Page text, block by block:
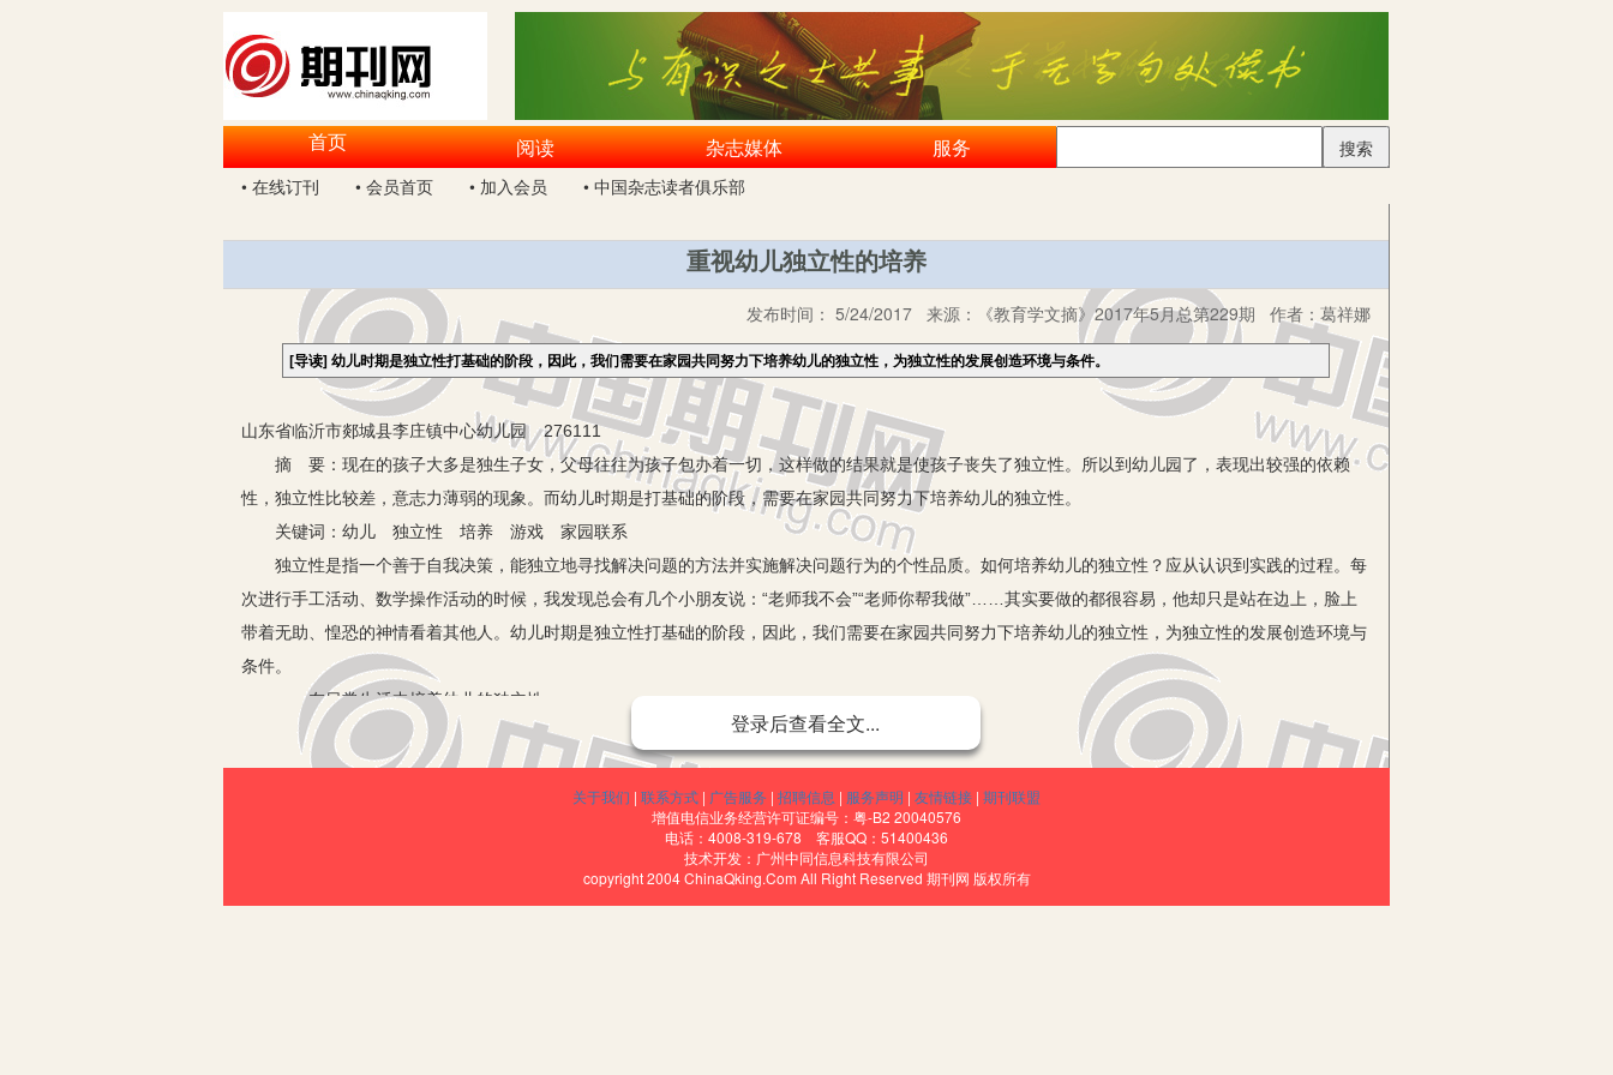
首页 阅读 杂志媒体 服务
搜索
• 在线订刊
• 会员首页 • 加入会员 • 中国杂志读者俱乐部
重视幼儿独立性的培养
发布时间： 5/24/2017 来源： 《教育学文摘》2017年5月总第229期 作者： 葛祥娜
[导读]幼儿时期是独立性打基础的阶段，因此，我们需要在家园共同努力下培养幼儿的独立性，为独立性的发展创造环境与条件。
山东省临沂市郯城县李庄镇中心幼儿园 276111
摘 要：现在的孩子大多是独生子女，父母往往为孩子包办着一切，这样做的结果就是使孩子丧失了独立性。所以到幼儿园了，表现出较强的依赖
性，独立性比较差，意志力薄弱的现象。而幼儿时期是打基础的阶段，需要在家园共同努力下培养幼儿的独立性。
关键词：幼儿 独立性 培养 游戏 家园联系
独立性是指一个善于自我决策，能独立地寻找解决问题的方法并实施解决问题行为的个性品质。如何培养幼儿的独立性？应从认识到实践的过程。每
次进行手工活动、数学操作活动的时候，我发现总会有几个小朋友说：“老师我不会”“老师你帮我做”……其实要做的都很容易，他却只是站在边上，脸上
带着无助、惶恐的神情看着其他人。幼儿时期是独立性打基础的阶段，因此，我们需要在家园共同努力下培养幼儿的独立性，为独立性的发展创造环境与
条件。
一、在日常生活中培养幼儿的独立性
1.幼儿的独立性是在实践中逐步培养起来的。随着他们身体的发育，心理能力的不断提高，从不会做到逐渐学会做，从做的不像样到做得井井有条，
这是必然的规律，也是必经的过程。在这个过程中幼儿也获得自身的发展。记得一个教育学家的一句话：“我看过了，我忘记了；我听过了，我记不清
了；我做过了，我就记住了。”这充分说明了动手对幼儿的重要性，这就要求我们在培养独立性中一定要重视“做”的过程。让孩子从小学会自己管理自己,
一个人在成长的过程中，不可避免的有成功，也有失败和失误。而且通常是经过无数次的失败，才能获得较大的成功。
2.培养孩子克服困难的精神。从身边的一些小事开始，让幼儿自己穿脱衣服，自己收拾玩具，自己睡觉等等。还可以在家里幼儿的房间中，给他设置
登录后查看全文...
关于我们 | 联系方式 | 广告服务 | 招聘信息 | 服务声明 | 友情链接 | 期刊联盟
增值电信业务经营许可证编号：粤-B2 20040576
电话：4008-319-678 客服QQ：51400436
技术开发：广州中同信息科技有限公司
copyright 2004 ChinaQking.Com All Right Reserved 期刊网 版权所有